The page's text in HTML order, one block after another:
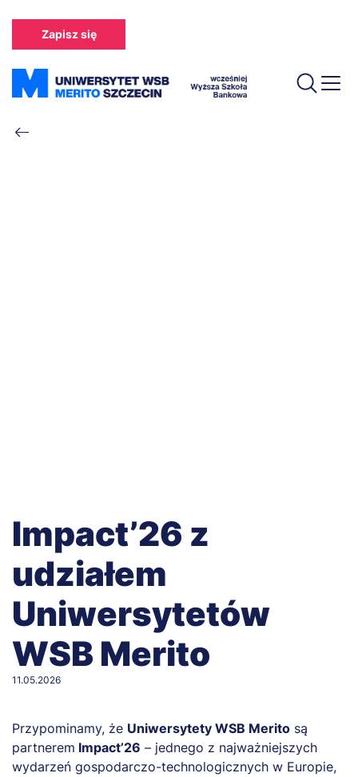
treści
Zapisz się
Ścieżka
Impact’26 z
udziałem
Uniwersytetów
WSB Merito
11.05.2026
Przypominamy, że Uniwersytety WSB Merito są
partnerem Impact’26 – jednego z najważniejszych
wydarzeń gospodarczo-technologicznych w Europie,